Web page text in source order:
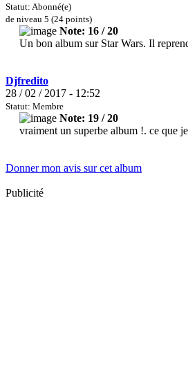
Statut: Abonné(e)
de niveau 5 (24 points)
Note: 16 / 20
Un bon album sur Star Wars. Il
Djfredito
28 / 02 / 2017 - 12:52
Statut: Membre
Note: 19 / 20
vraiment un superbe album !. ce que
Donner mon avis sur cet album
Publicité